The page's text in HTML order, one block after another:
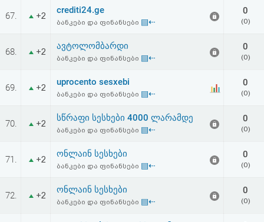
შეთანხმება
უარყოფა
67. +2
crediti24.ge
ბანკები და ფინანსები ▤⇠
0
(0)
68. +2
ავტოლომბარდი
ბანკები და ფინანსები ▤⇠
0
(0)
69. +2
uprocento sesxebi
ბანკები და ფინანსები ▤⇠
0
(0)
70. +2
სწრაფი სესხები 4000 ლარამდე
ბანკები და ფინანსები ▤⇠
0
(0)
71. +2
ონლაინ სესხები
ბანკები და ფინანსები ▤⇠
0
(0)
72. +2
ონლაინ სესხები
ბანკები და ფინანსები ▤⇠
0
(0)